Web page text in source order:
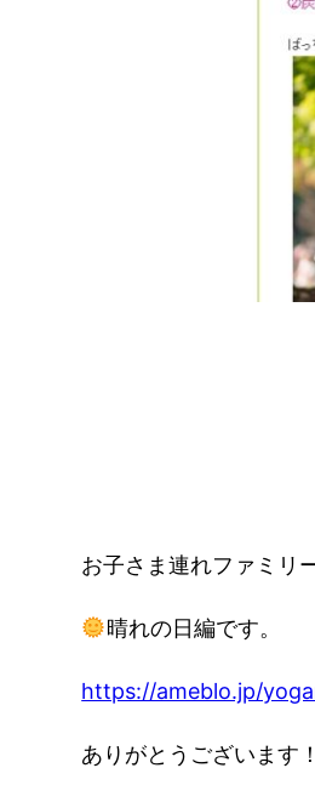
お子さま連れファミリ
晴れの日編です。
https://ameblo.jp/
ありがとうございます！